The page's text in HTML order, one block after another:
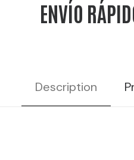
ENVÍO
Description